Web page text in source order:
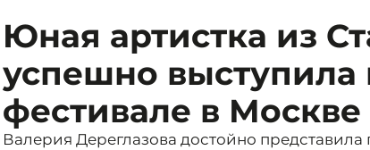
Юная артистка из
успешно выступила
фестивале в Москве
Валерия Дереглазова достойно